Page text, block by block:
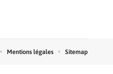
Mentions légales Sitemap